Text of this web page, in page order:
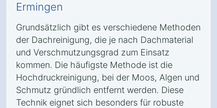
Ermingen
Grundsätzlich gibt es verschiedene Methoden
der Dachreinigung, die je nach Dachmaterial
und Verschmutzungsgrad zum Einsatz
kommen. Die häufigste Methode ist die
Hochdruckreinigung, bei der Moos, Algen und
Schmutz gründlich entfernt werden. Diese
Technik eignet sich besonders für robuste